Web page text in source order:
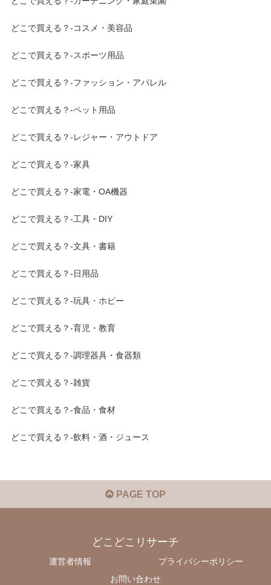
どこで買える？-コスメ・美容品
どこで買える？-スポーツ用品
どこで買える？-ファッション・アパレル
どこで買える？-ペット用品
どこで買える？-レジャー・アウトドア
どこで買える？-家具
どこで買える？-家電・OA機器
どこで買える？-工具・DIY
どこで買える？-文具・書籍
どこで買える？-日用品
どこで買える？-玩具・ホビー
どこで買える？-育児・教育
どこで買える？-調理器具・食器類
どこで買える？-雑貨
どこで買える？-食品・食材
どこで買える？-飲料・酒・ジュース
PAGE TOP
どこどこリサーチ
運営者情報
プライバシーポリシー
お問い合わせ